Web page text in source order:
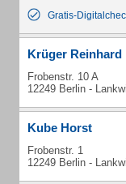
Gratis-
Krüger Reinhard
Frobenstr. 10 A
12249 Berlin -
Kube Horst
Frobenstr. 1
12249 Berlin -